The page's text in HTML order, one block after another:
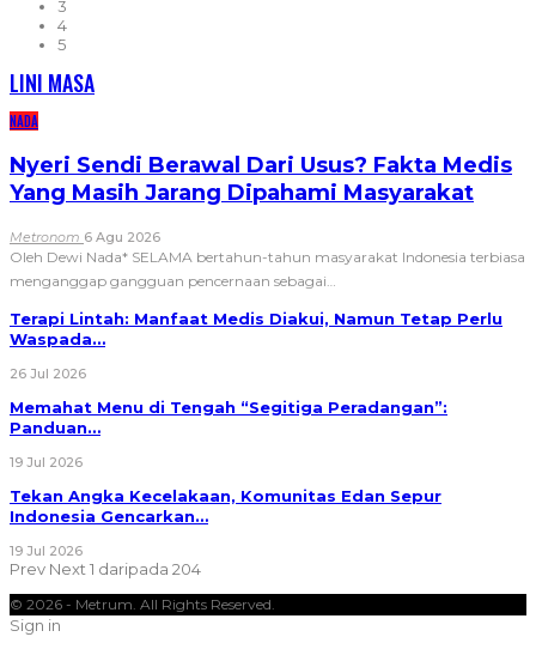
3
4
5
LINI MASA
NADA
Nyeri Sendi Berawal Dari Usus? Fakta Medis
Yang Masih Jarang Dipahami Masyarakat
Metronom 6 Agu 2026
Oleh Dewi Nada* SELAMA bertahun-tahun masyarakat Indonesia terbiasa
menganggap gangguan pencernaan sebagai…
Terapi Lintah: Manfaat Medis Diakui, Namun Tetap Perlu
Waspada…
26 Jul 2026
Memahat Menu di Tengah “Segitiga Peradangan”:
Panduan…
19 Jul 2026
Tekan Angka Kecelakaan, Komunitas Edan Sepur
Indonesia Gencarkan…
19 Jul 2026
Prev Next 1 daripada 204
© 2026 - Metrum. All Rights Reserved.
Sign in